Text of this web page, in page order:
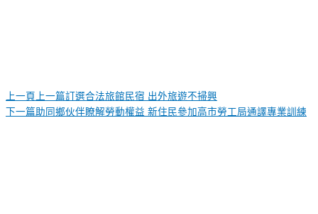
上一頁 上一篇訂選合法旅館民宿 出外旅遊不掃興
下一篇助同鄉伙伴瞭解勞動權益 新住民參加高市勞工局通譯專業訓練